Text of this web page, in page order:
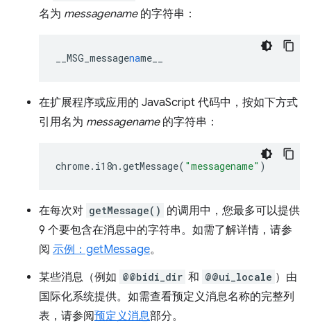
名为 messagename的字符串：
__MSG_messagename__
在扩展程序或应用的 JavaScript 代码中，按如下方式
引用名为 messagename的字符串：
chrome. i18n .getMessage( "messagename" )
在每次对 getMessage() 的调用中，您最多可以提供
9 个要包含在消息中的字符串。如需了解详情，请参
阅 示例：getMessage。
某些消息（例如 @@bidi_dir 和 @@ui_locale ）由
国际化系统提供。如需查看预定义消息名称的完整列
表，请参阅预定义消息部分。